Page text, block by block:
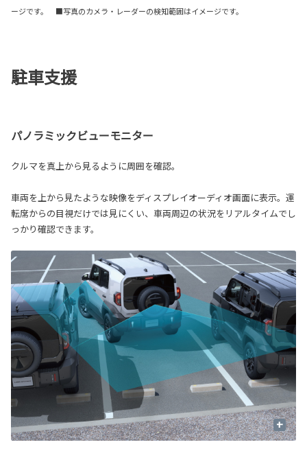
ージです。 ■写真のカメラ・レーダーの検知範囲はイメージです。
駐車支援
パノラミックビューモニター
クルマを真上から見るように周囲を確認。
車両を上から見たような映像をディスプレイオーディオ画面に表示。運
転席からの目視だけでは見にくい、車両周辺の状況をリアルタイムでし
っかり確認できます。
+